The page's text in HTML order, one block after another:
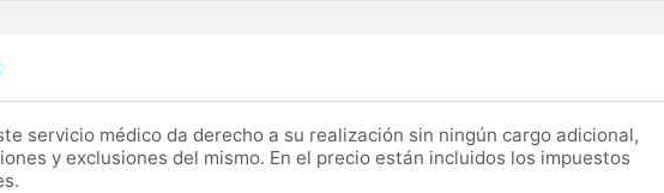
servicio médico da derecho a su realización sin ningún cargo adicional,
y exclusiones del mismo. En el precio están incluidos los impuestos